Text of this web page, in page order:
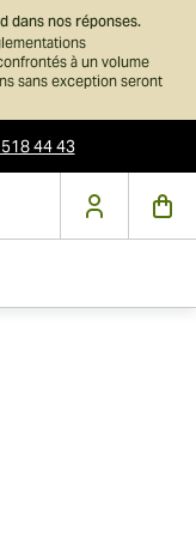
dans nos réponses.
à un volume
sans exception seront
44 43